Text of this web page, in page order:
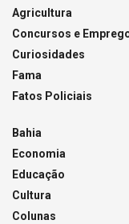
Agricultura
Concursos e
Curiosidades
Fama
Fatos Policiais
Bahia
Economia
Educação
Cultura
Colunas